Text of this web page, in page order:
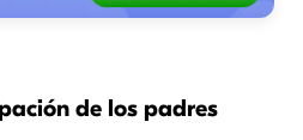
de los padres